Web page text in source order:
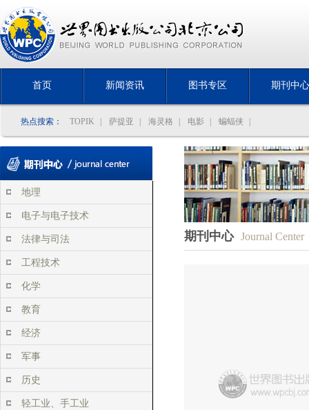
首页 新闻资讯 图书专区 期刊中心
热点搜索： TOPIK 萨提亚 海灵格 电影 蝙蝠侠
地理
电子与电子技术
法律与司法
工程技术
化学
教育
经济
军事
历史
轻工业、手工业
期刊中心 Journal Center